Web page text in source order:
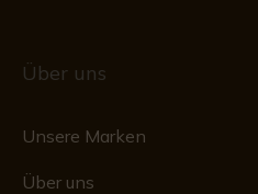
Über uns
Unsere Marken
Über uns